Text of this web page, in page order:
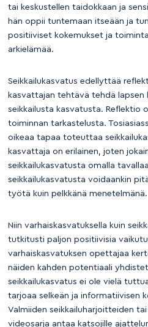
tai keskustellen taidokkaan ja
hän oppii tuntemaan itseään ja
positiiviset kokemukset ja
arkielämää.
Seikkailukasvatus edellyttää
kasvattajan tehtävä tehdä lapsen
seikkailusta kasvatusta. Reflektio
toiminnan tarkastelusta.
oikeaa tapaa toteuttaa
kasvattaja on erilainen, joten
seikkailukasvatusta omalla
seikkailukasvatusta voidaankin
työtä kuin pelkkänä menetelmänä.
Niin varhaiskasvatuksella kuin
tutkitusti paljon positiivisia
varhaiskasvatuksen opettajaa
näiden kahden potentiaali
seikkailukasvatus ei ole vielä
tarjoaa selkeän ja informatiivisen
Valmiiden seikkailuharjoitteiden
videosarja antaa katsojille